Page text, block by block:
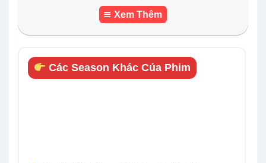
Xem Thêm
Các Season Khác Của Phim